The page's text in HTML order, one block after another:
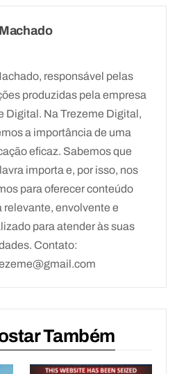
responsável pelas
produzidas pela empresa
Digital. Na Trezeme Digital,
a importância de uma
eficaz. Sabemos que
importa e, por isso, nos
para oferecer conteúdo
relevante, envolvente e
para atender às suas
Contato:
Também